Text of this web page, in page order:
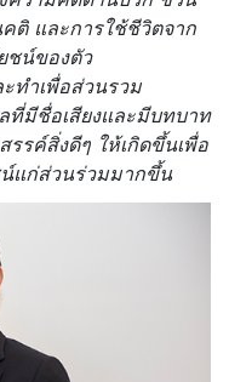
ติ และการใช้ชีวิตจาก
ชน์ของตัว
ทำเพื่อส่วนรวม
ที่มีชื่อเสียงและมีบทบาท
รค์สิ่งดีๆ ให้เกิดขึ้นเพื่อ
แก่ส่วนร่วมมากขึ้น